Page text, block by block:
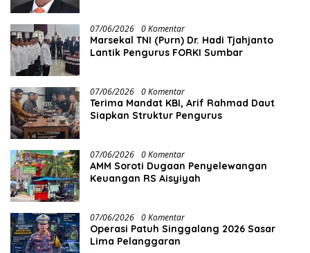
07/06/2026 0 Komentar
Marsekal TNI (Purn) Dr. Hadi Tjahjanto
Lantik Pengurus FORKI Sumbar
07/06/2026 0 Komentar
Terima Mandat KBI, Arif Rahmad Daut
Siapkan Struktur Pengurus
07/06/2026 0 Komentar
AMM Soroti Dugaan Penyelewangan
Keuangan RS Aisyiyah
07/06/2026 0 Komentar
Operasi Patuh Singgalang 2026 Sasar
Lima Pelanggaran